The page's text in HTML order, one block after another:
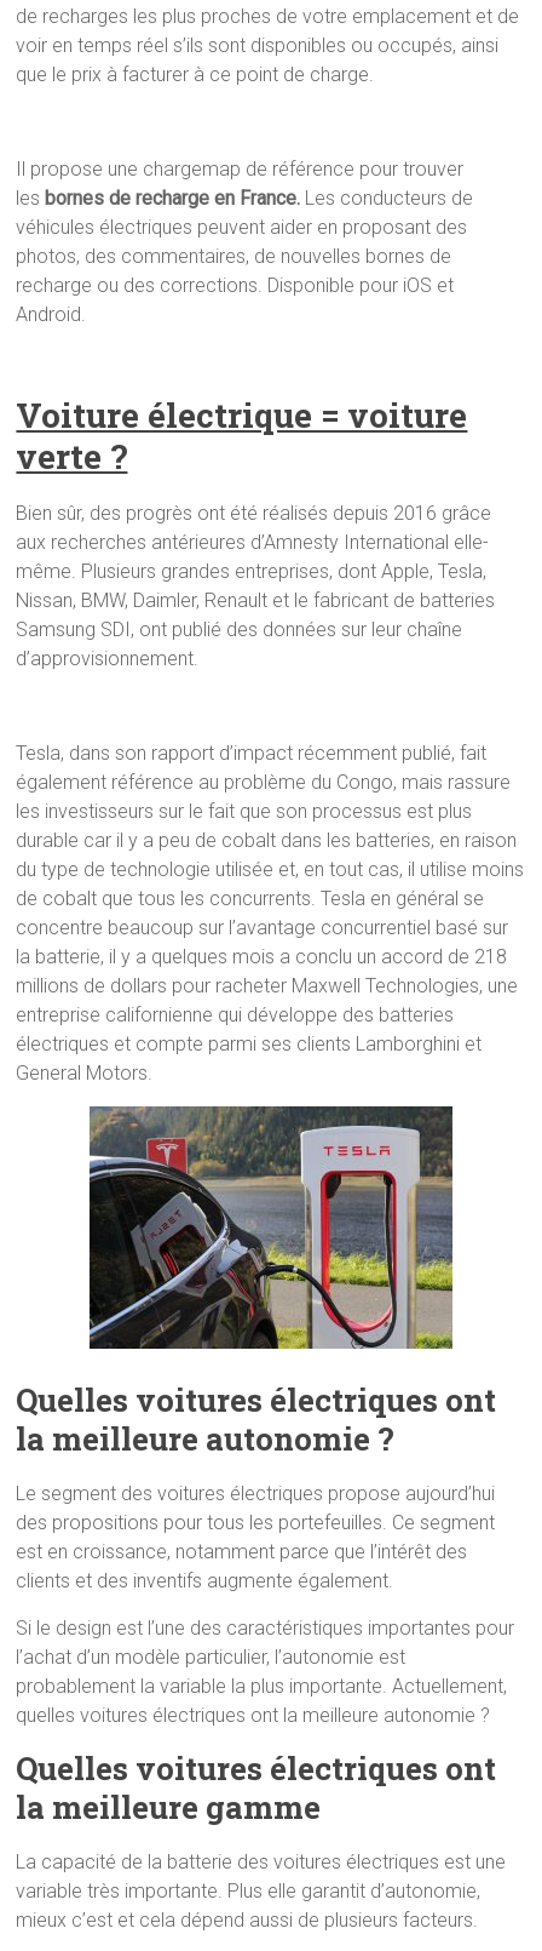
de recharges les plus proches de votre emplacement et de
voir en temps réel s’ils sont disponibles ou occupés, ainsi
que le prix à facturer à ce point de charge.
Il propose une chargemap de référence pour trouver
les bornes de recharge en France. Les conducteurs de
véhicules électriques peuvent aider en proposant des
photos, des commentaires, de nouvelles bornes de
recharge ou des corrections. Disponible pour iOS et
Android.
Voiture électrique = voiture
verte ?
Bien sûr, des progrès ont été réalisés depuis 2016 grâce
aux recherches antérieures d’Amnesty International elle-
même. Plusieurs grandes entreprises, dont Apple, Tesla,
Nissan, BMW, Daimler, Renault et le fabricant de batteries
Samsung SDI, ont publié des données sur leur chaîne
d’approvisionnement.
Tesla, dans son rapport d’impact récemment publié, fait
également référence au problème du Congo, mais rassure
les investisseurs sur le fait que son processus est plus
durable car il y a peu de cobalt dans les batteries, en raison
du type de technologie utilisée et, en tout cas, il utilise moins
de cobalt que tous les concurrents. Tesla en général se
concentre beaucoup sur l’avantage concurrentiel basé sur
la batterie, il y a quelques mois a conclu un accord de 218
millions de dollars pour racheter Maxwell Technologies, une
entreprise californienne qui développe des batteries
électriques et compte parmi ses clients Lamborghini et
General Motors.
Quelles voitures électriques ont
la meilleure autonomie ?
Le segment des voitures électriques propose aujourd’hui
des propositions pour tous les portefeuilles. Ce segment
est en croissance, notamment parce que l’intérêt des
clients et des inventifs augmente également.
Si le design est l’une des caractéristiques importantes pour
l’achat d’un modèle particulier, l’autonomie est
probablement la variable la plus importante. Actuellement,
quelles voitures électriques ont la meilleure autonomie ?
Quelles voitures électriques ont
la meilleure gamme
La capacité de la batterie des voitures électriques est une
variable très importante. Plus elle garantit d’autonomie,
mieux c’est et cela dépend aussi de plusieurs facteurs.